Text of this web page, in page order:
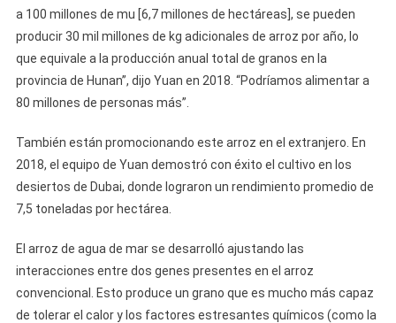
a 100 millones de mu [6,7 millones de hectáreas], se pueden
producir 30 mil millones de kg adicionales de arroz por año, lo
que equivale a la producción anual total de granos en la
provincia de Hunan”, dijo Yuan en 2018. “Podríamos alimentar a
80 millones de personas más”.
También están promocionando este arroz en el extranjero. En
2018, el equipo de Yuan demostró con éxito el cultivo en los
desiertos de Dubai, donde lograron un rendimiento promedio de
7,5 toneladas por hectárea.
El arroz de agua de mar se desarrolló ajustando las
interacciones entre dos genes presentes en el arroz
convencional. Esto produce un grano que es mucho más capaz
de tolerar el calor y los factores estresantes químicos (como la